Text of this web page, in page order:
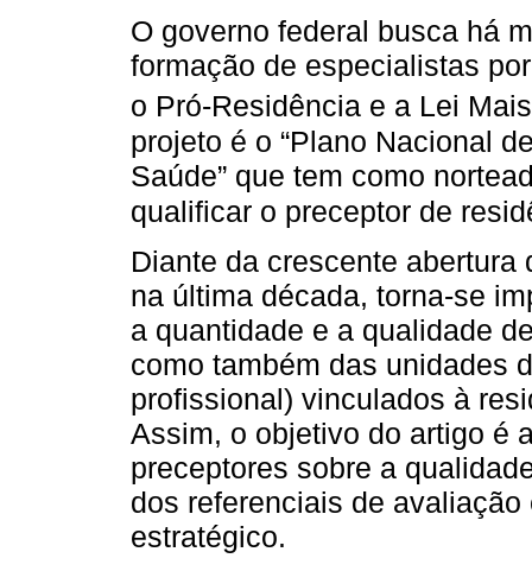
O governo federal busca há
formação de especialistas
o Pró-Residência e a Lei
projeto é o “Plano Nacional
Saúde” que tem como
qualificar o preceptor de
Diante da crescente
na última década, torna-se
a quantidade e a qualidade
como também das unidades
profissional) vinculados à
Assim, o objetivo do artigo é
preceptores sobre a
dos referenciais de
estratégico.